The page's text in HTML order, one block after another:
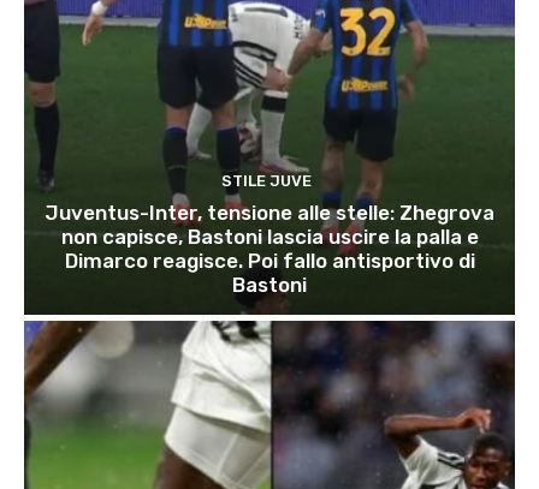
STILE JUVE
Juventus-Inter, tensione alle stelle: Zhegrova
non capisce, Bastoni lascia uscire la palla e
Dimarco reagisce. Poi fallo antisportivo di
Bastoni